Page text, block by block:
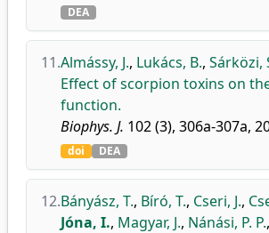
DEA
11.Almássy, J., Lukács, B., Sárközi,
Effect of scorpion toxins on the
function.
Biophys. J. 102 (3), 306a-307a,
doi DEA
12.Bányász, T., Bíró, T., Cseri, J.,
Jóna, I., Magyar, J., Nánási, P. P.,